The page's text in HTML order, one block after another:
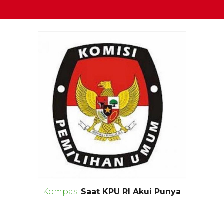
Kompas: Saat KPU RI Akui Punya